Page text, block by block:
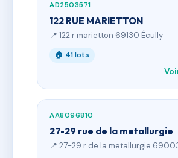
AD2503571
122 RUE MARIETTON
📍 122 r marietton 69130 Écully
🏠 41 lots
AA8096810
27-29 rue de la metallurgie
📍 27-29 r de la metallurgie